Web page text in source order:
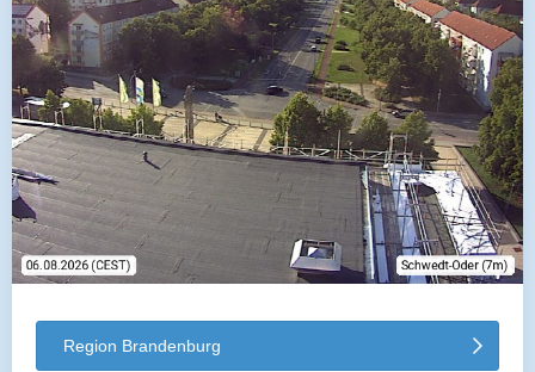
Region Brandenburg